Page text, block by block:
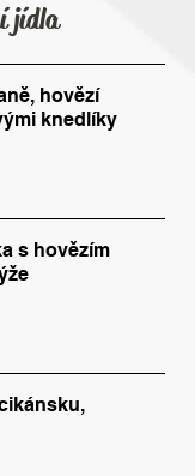
jídla
hovězí
knedlíky
s hovězím